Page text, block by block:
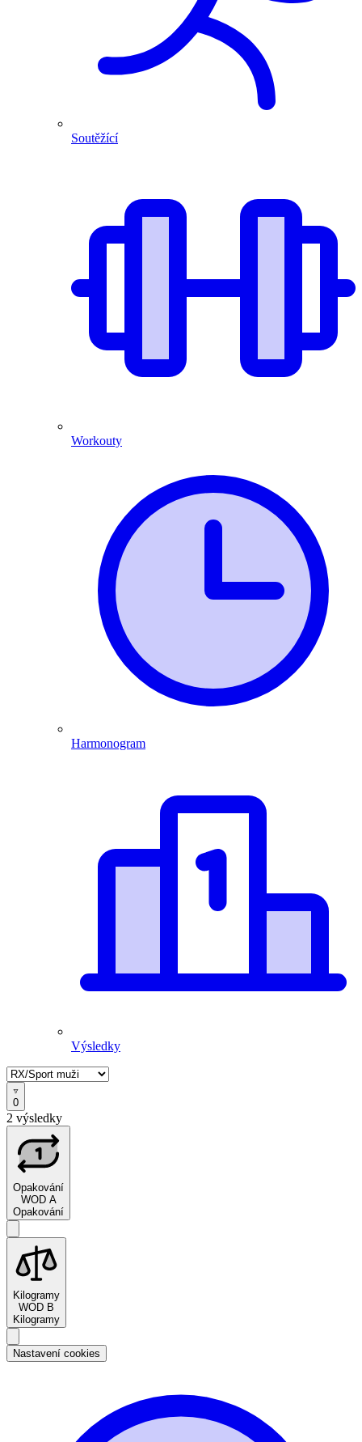
Soutěžící
Workouty
Harmonogram
Výsledky
0
2 výsledky
Opakování
WOD A
Opakování
Kilogramy
WOD B
Kilogramy
Nastavení cookies